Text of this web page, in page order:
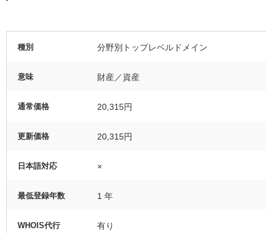
種別 分野別トップレベルドメイン
意味 財産／資産
通常価格 20,315円
更新価格 20,315円
日本語対応 ×
最低登録年数 1 年
WHOIS代行 有り